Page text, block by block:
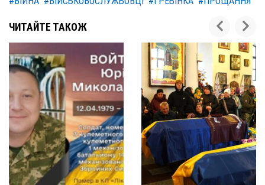
ЧИТАЙТЕ ТАКОЖ